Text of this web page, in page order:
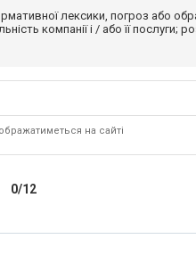
лексики, погроз або
компанії і / або її
на сайті
0/12